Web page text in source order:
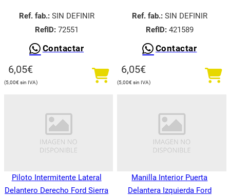
Ref. fab.:SIN DEFINIR
RefID:72551
Contactar
6,05€
5,00€
Ref. fab.:SIN DEFINIR
RefID:421589
Contactar
6,05€
5,00€
Piloto Intermitente Lateral
Delantero Derecho Ford Sierra
Manilla Interior Puerta
Delantera Izquierda Ford